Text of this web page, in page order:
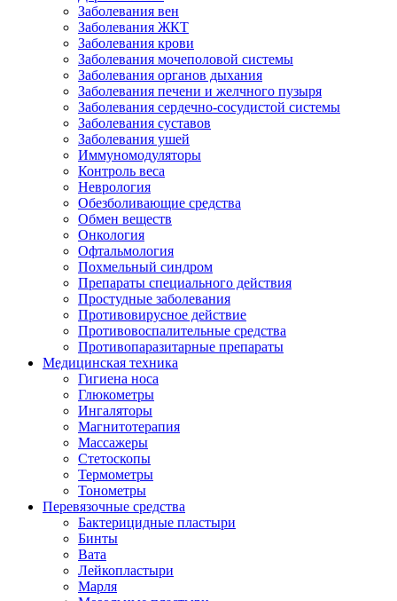
Заболевания вен
Заболевания ЖКТ
Заболевания крови
Заболевания мочеполовой системы
Заболевания органов дыхания
Заболевания печени и желчного пузыря
Заболевания сердечно-сосудистой системы
Заболевания суставов
Заболевания ушей
Иммуномодуляторы
Контроль веса
Неврология
Обезболивающие средства
Обмен веществ
Онкология
Офтальмология
Похмельный синдром
Препараты специального действия
Простудные заболевания
Противовирусное действие
Противовоспалительные средства
Противопаразитарные препараты
Медицинская техника
Гигиена носа
Глюкометры
Ингаляторы
Магнитотерапия
Массажеры
Стетоскопы
Термометры
Тонометры
Перевязочные средства
Бактерицидные пластыри
Бинты
Вата
Лейкопластыри
Марля